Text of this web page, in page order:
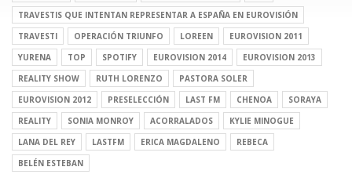
TRAVESTIS QUE INTENTAN REPRESENTAR A ESPAÑA EN EUROVISIÓN
TRAVESTI
OPERACIÓN TRIUNFO LOREEN
EUROVISION 2011
YURENA
TOP SPOTIFY EUROVISION 2014
EUROVISION 2013
REALITY SHOW
RUTH LORENZO
PASTORA SOLER
EUROVISION 2012
PRESELECCIÓN LAST FM CHENOA
SORAYA
REALITY
SONIA MONROY ACORRALADOS
KYLIE MINOGUE
LANA DEL REY
LASTFM ERICA MAGDALENO
REBECA
BELÉN ESTEBAN